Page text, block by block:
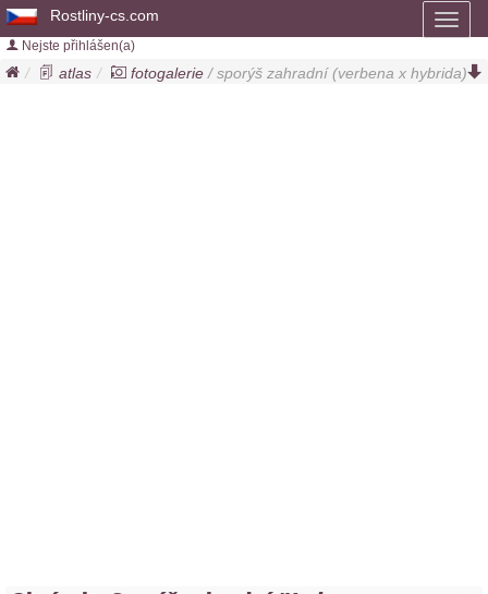
Rostliny-cs.com
Nejste přihlášen(a)
atlas fotogalerie / sporýš zahradní (verbena x hybrida)